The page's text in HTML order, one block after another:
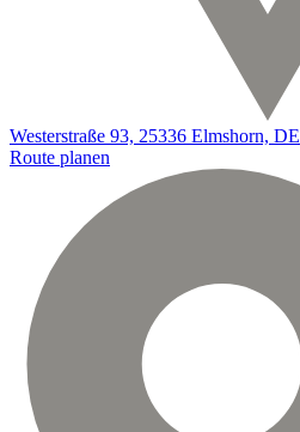
Westerstraße 93, 25336 Elmshorn, DE
Route planen